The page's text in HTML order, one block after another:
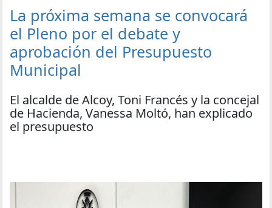
La próxima semana se convocará
el Pleno por el debate y
aprobación del Presupuesto
Municipal
El alcalde de Alcoy, Toni Francés y la concejal
de Hacienda, Vanessa Moltó, han explicado
el presupuesto